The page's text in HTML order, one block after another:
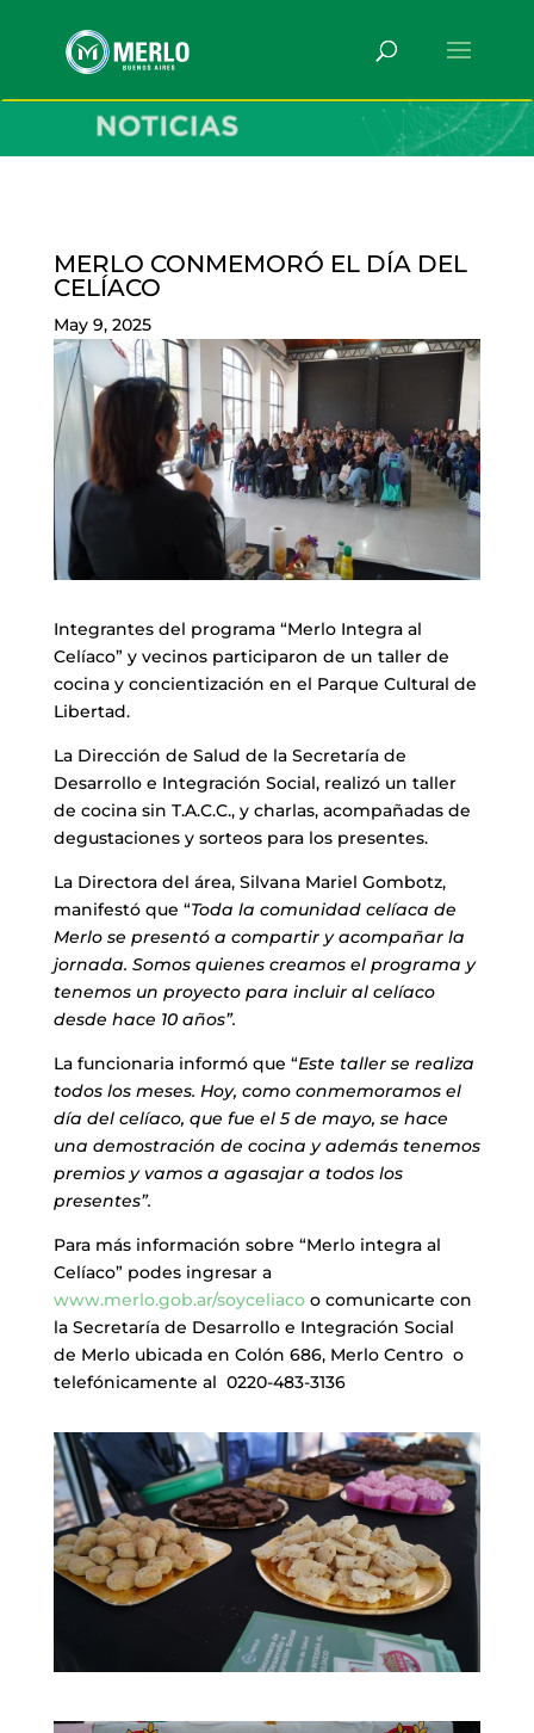
MERLO CONMEMORÓ EL DÍA DEL
CELÍACO
May 9, 2025
Integrantes del programa “Merlo Integra al
Celíaco” y vecinos participaron de un taller de
cocina y concientización en el Parque Cultural de
Libertad.
La Dirección de Salud de la Secretaría de
Desarrollo e Integración Social, realizó un taller
de cocina sin T.A.C.C., y charlas, acompañadas de
degustaciones y sorteos para los presentes.
La Directora del área, Silvana Mariel Gombotz,
manifestó que “Toda la comunidad celíaca de
Merlo se presentó a compartir y acompañar la
jornada. Somos quienes creamos el programa y
tenemos un proyecto para incluir al celíaco
desde hace 10 años”.
La funcionaria informó que “Este taller se realiza
todos los meses. Hoy, como conmemoramos el
día del celíaco, que fue el 5 de mayo, se hace
una demostración de cocina y además tenemos
premios y vamos a agasajar a todos los
presentes”.
Para más información sobre “Merlo integra al
Celíaco” podes ingresar a
www.merlo.gob.ar/soyceliacoo comunicarte con
la Secretaría de Desarrollo e Integración Social
de Merlo ubicada en Colón 686, Merlo Centro o
telefónicamente al 0220-483-3136